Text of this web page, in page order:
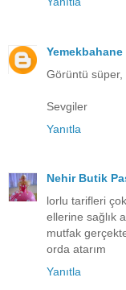
Yemekbahane
Görüntü süper,
Sevgiler
Yanıtla
Nehir Butik
lorlu tarifleri
ellerine sağlık
mutfak
orda atarım
Yanıtla